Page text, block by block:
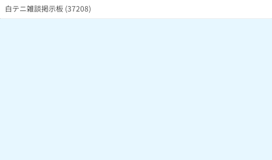
白テニ雑談掲示板 (37208)